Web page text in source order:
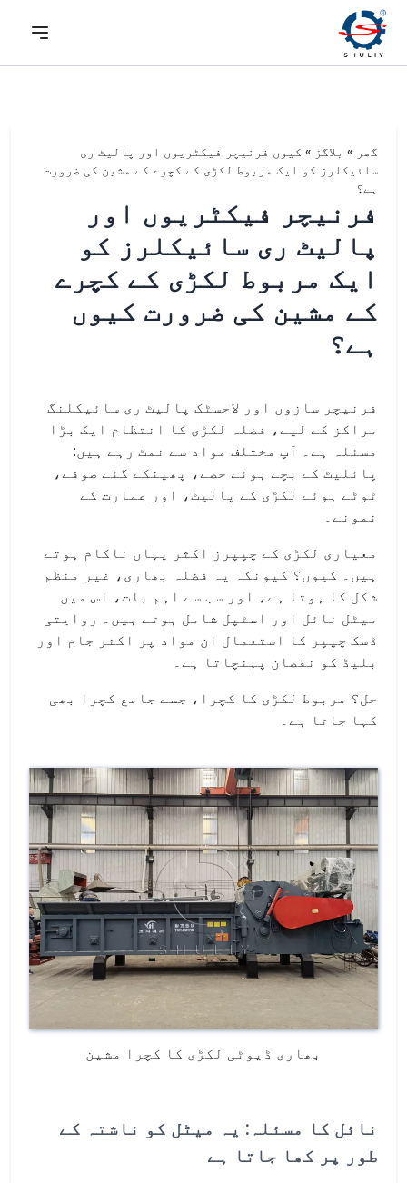
گھر » بلاگز » کیوں فرنیچر فیکٹریوں اور پالیٹ ری
سائیکلرز کو ایک مربوط لکڑی کے کچرے کے مشین کی ضرورت
ہے؟
فرنیچر فیکٹریوں اور
پالیٹ ری سائیکلرز کو
ایک مربوط لکڑی کے کچرے
کے مشین کی ضرورت کیوں
ہے؟
فرنیچر سازوں اور لاجسٹک پالیٹ ری سائیکلنگ
مراکز کے لیے، فضلہ لکڑی کا انتظام ایک بڑا
مسئلہ ہے۔ آپ مختلف مواد سے نمٹ رہے ہیں:
پائلیٹ کے بچے ہوئے حصے، پھینکے گئے صوفے،
ٹوٹے ہوئے لکڑی کے پالیٹ، اور عمارت کے
نمونے۔
معیاری لکڑی کے چپپرز اکثر یہاں ناکام ہوتے
ہیں۔ کیوں؟ کیونکہ یہ فضلہ بھاری، غیر منظم
شکل کا ہوتا ہے، اور سب سے اہم بات، اس میں
میٹل نائل اور اسٹپل شامل ہوتے ہیں۔ روایتی
ڈسک چپپر کا استعمال ان مواد پر اکثر جام اور
بلیڈ کو نقصان پہنچاتا ہے۔
حل؟ مربوط لکڑی کا کچرا، جسے جامع کچرا بھی
کہا جاتا ہے۔
بھاری ڈیوٹی لکڑی کا کچرا مشین
نائل کا مسئلہ: یہ میٹل کو ناشتہ کے
طور پر کھا جاتا ہے